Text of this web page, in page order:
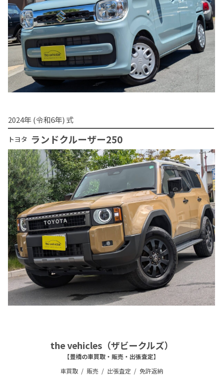
トヨタ ランドクルーザー250
2024年 (令和6年) 式
the vehicles（ザビークルズ）
【豊橋の車買取・販売・出張査定】
車買取
販売 出張査定 免許返納